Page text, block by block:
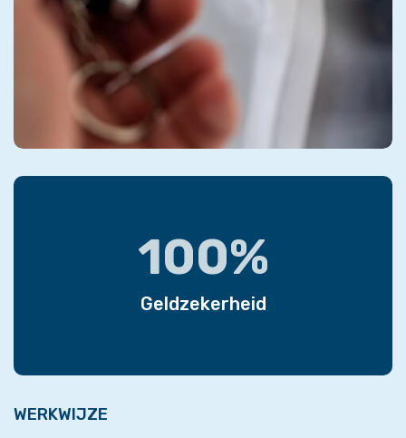
100%
Geldzekerheid
WERKWIJZE